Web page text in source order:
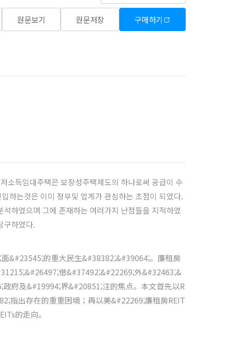
원문보기 원문저장 구매하기
소득임대주택은 보장성주택제도의 하나로써 공급이 수
하는것은 이미 정부및 업계가 관심하는 초점이 되였다.
하였으며 그에 존재하는 여러가지 난점들을 지적하였
구하였다.
&#23545;的重大民生&#38382;&#39064;。廉租房
借&#37492;&#22269;外&#32463;&
府及&#19994;界&#20851;注的焦点。本文首先以R
指出存在的重重困境；再以美&#22269;廉租房REIT
的走向。